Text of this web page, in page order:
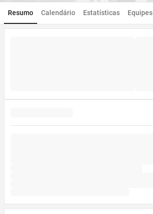
Resumo Calendário Estatísticas Equipes